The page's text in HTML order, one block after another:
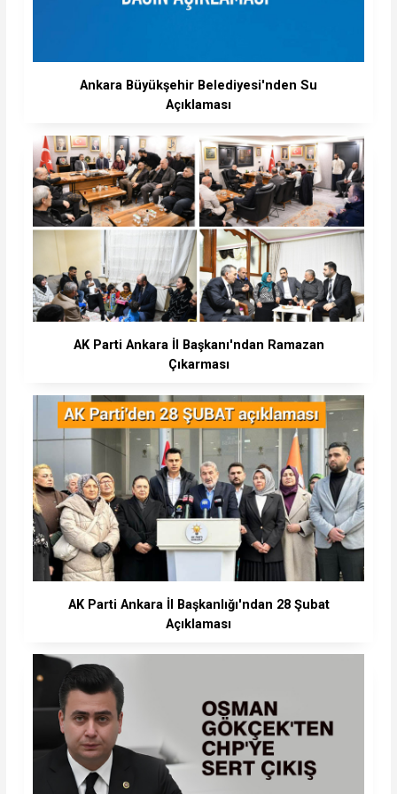
Ankara Büyükşehir Belediyesi'nden Su
Açıklaması
AK Parti Ankara İl Başkanı'ndan Ramazan
Çıkarması
AK Parti Ankara İl Başkanlığı'ndan 28 Şubat
Açıklaması